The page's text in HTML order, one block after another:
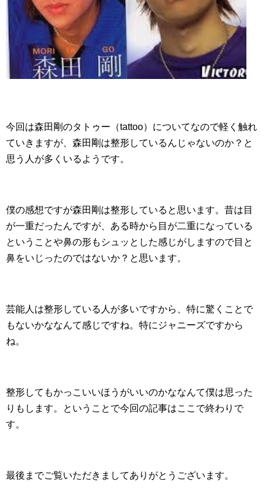
今回は森田剛のタトゥー（tattoo）についてなので軽く触れ
ていきますが、森田剛は整形しているんじゃないのか？と
思う人が多くいるようです。
僕の感想ですが森田剛は整形していると思います。昔は目
が一重だったんですが、ある時から目が二重になっている
ということや鼻の形もシュッとした感じがしますので目と
鼻をいじったのではないか？と思います。
芸能人は整形している人が多いですから、特に驚くことで
もないかななんて感じですね。特にジャニーズですから
ね。
整形してもかっこいいほうがいいのかななんて僕は思った
りもします。ということで今回の記事はここで終わりで
す。
最後までご覧いただきましてありがとうございます。